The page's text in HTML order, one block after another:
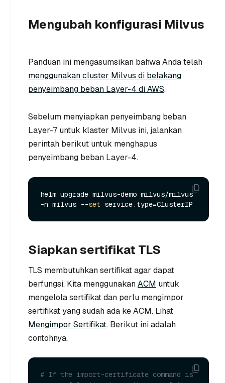
Mengubah konfigurasi Milvus
Panduan ini mengasumsikan bahwa Anda telah
menggunakan cluster Milvus di belakang
penyeimbang beban Layer-4 di AWS.
Sebelum menyiapkan penyeimbang beban
Layer-7 untuk klaster Milvus ini, jalankan
perintah berikut untuk menghapus
penyeimbang beban Layer-4.
helm upgrade milvus-demo milvus/milvus
-n milvus --set
Siapkan sertifikat TLS
TLS membutuhkan sertifikat agar dapat
berfungsi. Kita menggunakanACM untuk
mengelola sertifikat dan perlu mengimpor
sertifikat yang sudah ada ke ACM. Lihat
Mengimpor Sertifikat. Berikut ini adalah
contohnya.
# If the import-certificate command is